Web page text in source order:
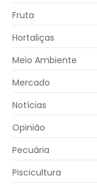
Fruta
Hortaliças
Meio Ambiente
Mercado
Notícias
Opinião
Pecuária
Piscicultura